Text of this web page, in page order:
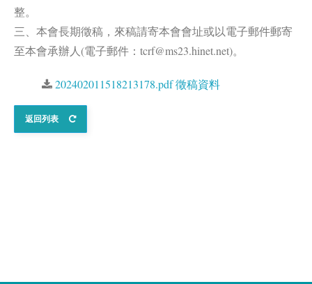
整。
三、本會長期徵稿，來稿請寄本會會址或以電子郵件郵寄
至本會承辦人(電子郵件：tcrf@ms23.hinet.net)。
202402011518213178.pdf 徵稿資料
返回列表